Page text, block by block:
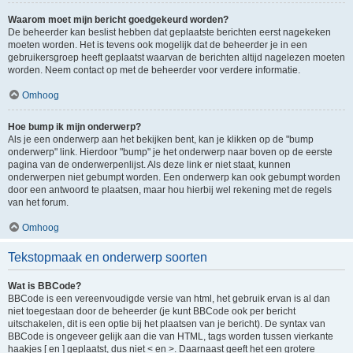
Waarom moet mijn bericht goedgekeurd worden?
De beheerder kan beslist hebben dat geplaatste berichten eerst nagekeken
moeten worden. Het is tevens ook mogelijk dat de beheerder je in een
gebruikersgroep heeft geplaatst waarvan de berichten altijd nagelezen moeten
worden. Neem contact op met de beheerder voor verdere informatie.
Omhoog
Hoe bump ik mijn onderwerp?
Als je een onderwerp aan het bekijken bent, kan je klikken op de "bump
onderwerp" link. Hierdoor "bump" je het onderwerp naar boven op de eerste
pagina van de onderwerpenlijst. Als deze link er niet staat, kunnen
onderwerpen niet gebumpt worden. Een onderwerp kan ook gebumpt worden
door een antwoord te plaatsen, maar hou hierbij wel rekening met de regels
van het forum.
Omhoog
Tekstopmaak en onderwerp soorten
Wat is BBCode?
BBCode is een vereenvoudigde versie van html, het gebruik ervan is al dan
niet toegestaan door de beheerder (je kunt BBCode ook per bericht
uitschakelen, dit is een optie bij het plaatsen van je bericht). De syntax van
BBCode is ongeveer gelijk aan die van HTML, tags worden tussen vierkante
haakjes [ en ] geplaatst, dus niet < en >. Daarnaast geeft het een grotere